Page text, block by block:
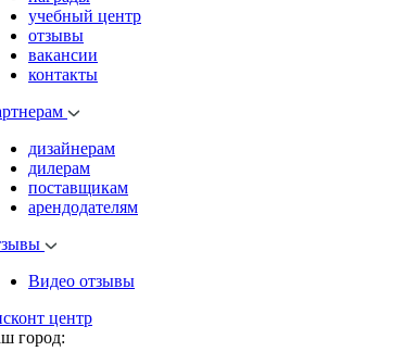
учебный центр
отзывы
вакансии
контакты
дизайнерам
дилерам
поставщикам
арендодателям
Видео отзывы
центр
город: